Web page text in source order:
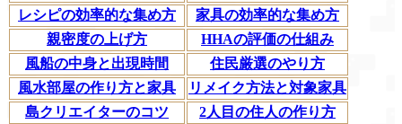
レシピの効率的な集め方
家具の効率的な集め方
親密度の上げ方
HHAの評価の仕組み
風船の中身と出現時間
住民厳選のやり方
風水部屋の作り方と家具
リメイク方法と対象家具
島クリエイターのコツ
2人目の住人の作り方